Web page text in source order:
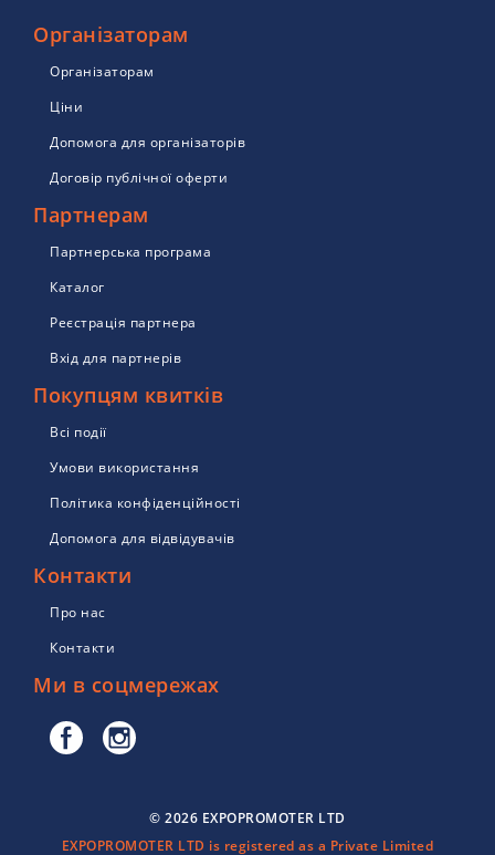
Організаторам
Організаторам
Ціни
Допомога для організаторів
Договір публічної оферти
Партнерам
Партнерська програма
Каталог
Реєстрація партнера
Вхід для партнерів
Покупцям квитків
Всі події
Умови використання
Політика конфіденційності
Допомога для відвідувачів
Контакти
Про нас
Контакти
Ми в соцмережах
© 2026 EXPOPROMOTER LTD
EXPOPROMOTER LTD is registered as a Private Limited